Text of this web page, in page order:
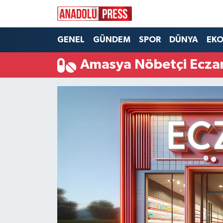
GENEL GÜNDEM SPOR DÜNYA
Amasya Nöbetçi
Nöbetçi Eczaneler
Hava Durumu
Namaz Vakitleri
Süper Lig Puan Durumu ve Fikstür
Son Dakika Haberleri